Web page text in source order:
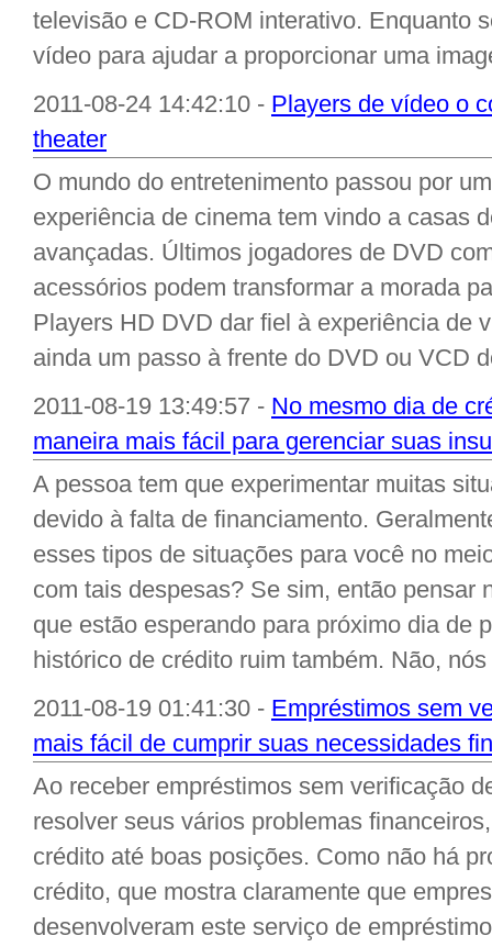
televisão e CD-ROM interativo. Enquanto
vídeo para ajudar a proporcionar uma
2011-08-24 14:42:10 - Players de vídeo o
theater
O mundo do entretenimento passou por
experiência de cinema tem vindo a casas
avançadas. Últimos jogadores de DVD
acessórios podem transformar a morada
Players HD DVD dar fiel à experiência de
ainda um passo à frente do DVD ou VCD
2011-08-19 13:49:57 - No mesmo dia de
maneira mais fácil para gerenciar suas
A pessoa tem que experimentar muitas
devido à falta de financiamento.
esses tipos de situações para você no
com tais despesas? Se sim, então pensar
que estão esperando para próximo dia de
histórico de crédito ruim também. Não,
2011-08-19 01:41:30 - Empréstimos sem
mais fácil de cumprir suas necessidades
Ao receber empréstimos sem verificação
resolver seus vários problemas
crédito até boas posições. Como não há
crédito, que mostra claramente que
desenvolveram este serviço de